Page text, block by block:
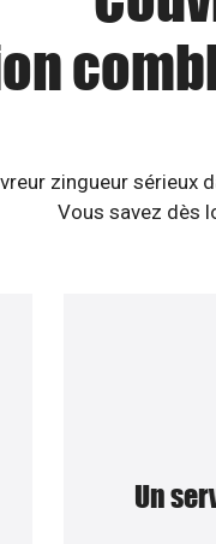
zingueur sérieux
Vous savez dès
Un